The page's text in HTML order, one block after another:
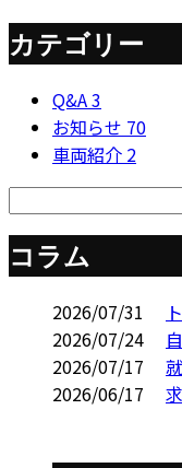
カテゴリー
Q&A3
お知らせ 70
車両紹介 2
コラム
2026/07/31
2026/07/24
2026/07/17
2026/06/17